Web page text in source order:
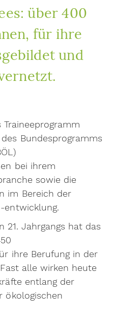
über 400
für ihre
und
Bundesprogramms
bei ihrem
sowie die
im Bereich der
entwicklung.
21. Jahrgangs hat das
ihre Berufung in der
alle wirken heute
entlang der
ökologischen